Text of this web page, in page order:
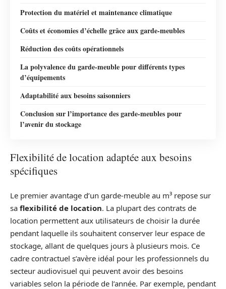
Protection du matériel et maintenance climatique
Coûts et économies d’échelle grâce aux garde-meubles
Réduction des coûts opérationnels
La polyvalence du garde-meuble pour différents types
d’équipements
Adaptabilité aux besoins saisonniers
Conclusion sur l’importance des garde-meubles pour
l’avenir du stockage
Flexibilité de location adaptée aux besoins
spécifiques
Le premier avantage d’un garde-meuble au m³ repose sur
sa flexibilité de location. La plupart des contrats de
location permettent aux utilisateurs de choisir la durée
pendant laquelle ils souhaitent conserver leur espace de
stockage, allant de quelques jours à plusieurs mois. Ce
cadre contractuel s’avère idéal pour les professionnels du
secteur audiovisuel qui peuvent avoir des besoins
variables selon la période de l’année. Par exemple, pendant